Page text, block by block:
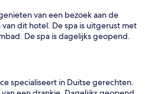
van een bezoek aan de
dit hotel. De spa is uitgerust met
De spa is dagelijks geopend.
specialiseert in Duitse gerechten.